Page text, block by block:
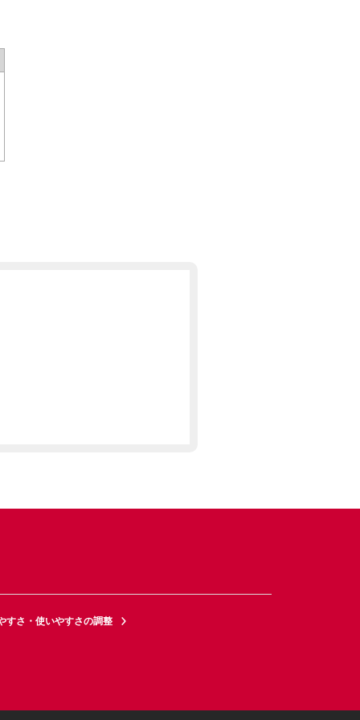
すさ・使いやすさの調整